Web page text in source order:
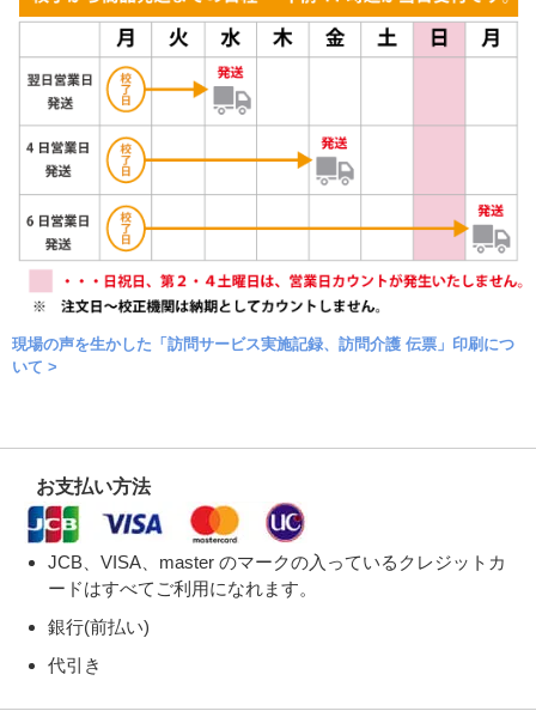
現場の声を生かした「訪問サービス実施記録、訪問介護 伝票」印刷につ
いて >
お支払い方法
JCB、VISA、master のマークの入っているクレジットカ
ードはすべてご利用になれます。
銀行(前払い)
代引き